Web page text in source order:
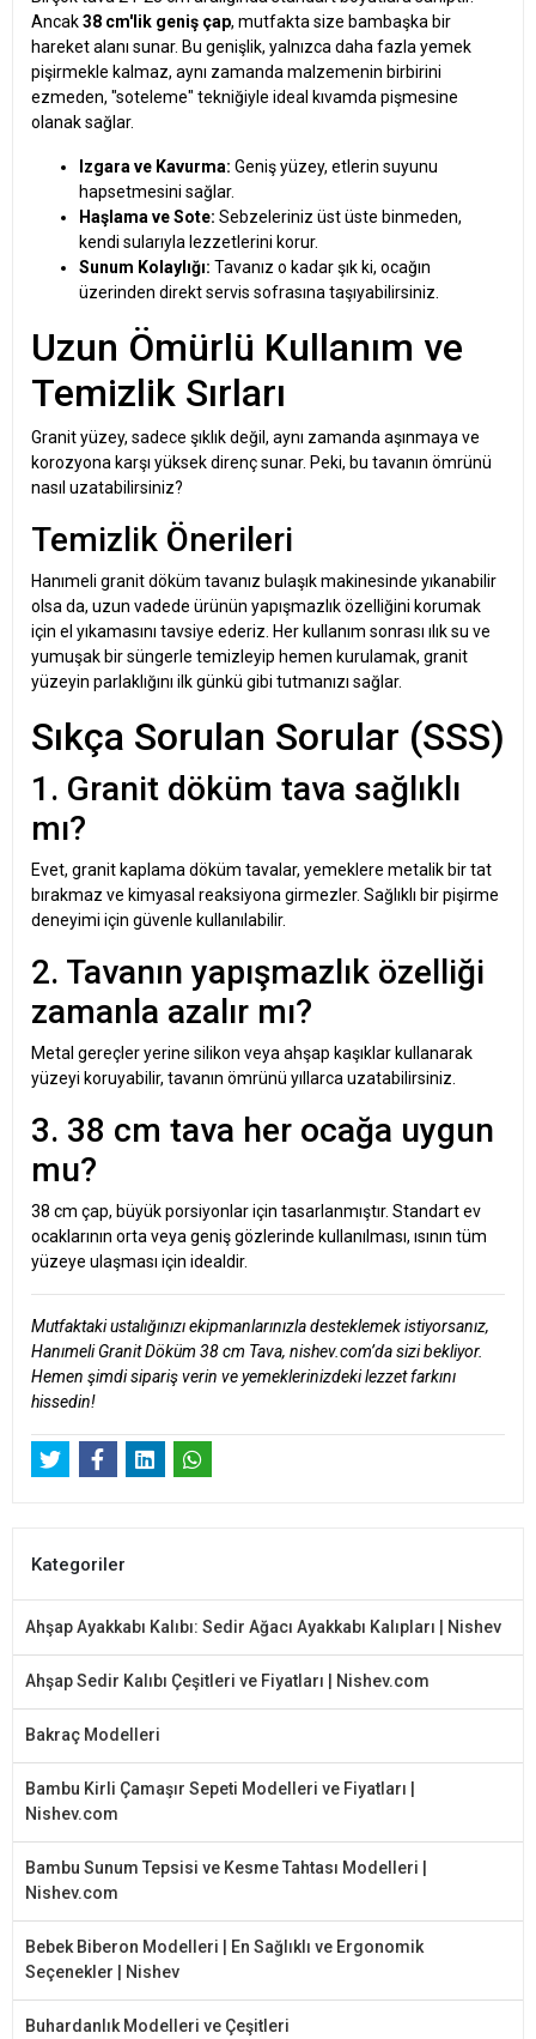
Ancak38 cm'lik geniş çap, mutfakta size bambaşka bir
hareket alanı sunar. Bu genişlik, yalnızca daha fazla yemek
pişirmekle kalmaz, aynı zamanda malzemenin birbirini
ezmeden, "soteleme" tekniğiyle ideal kıvamda pişmesine
olanak sağlar.
Izgara ve Kavurma: Geniş yüzey, etlerin suyunu
hapsetmesini sağlar.
Haşlama ve Sote: Sebzeleriniz üst üste binmeden,
kendi sularıyla lezzetlerini korur.
Sunum Kolaylığı: Tavanız o kadar şık ki, ocağın
üzerinden direkt servis sofrasına taşıyabilirsiniz.
Uzun Ömürlü Kullanım ve
Temizlik Sırları
Granit yüzey, sadece şıklık değil, aynı zamanda aşınmaya ve
korozyona karşı yüksek direnç sunar. Peki, bu tavanın ömrünü
nasıl uzatabilirsiniz?
Temizlik Önerileri
Hanımeli granit döküm tavanız bulaşık makinesinde yıkanabilir
olsa da, uzun vadede ürünün yapışmazlık özelliğini korumak
için el yıkamasını tavsiye ederiz. Her kullanım sonrası ılık su ve
yumuşak bir süngerle temizleyip hemen kurulamak, granit
yüzeyin parlaklığını ilk günkü gibi tutmanızı sağlar.
Sıkça Sorulan Sorular (SSS)
1. Granit döküm tava sağlıklı
mı?
Evet, granit kaplama döküm tavalar, yemeklere metalik bir tat
bırakmaz ve kimyasal reaksiyona girmezler. Sağlıklı bir pişirme
deneyimi için güvenle kullanılabilir.
2. Tavanın yapışmazlık özelliği
zamanla azalır mı?
Metal gereçler yerine silikon veya ahşap kaşıklar kullanarak
yüzeyi koruyabilir, tavanın ömrünü yıllarca uzatabilirsiniz.
3. 38 cm tava her ocağa uygun
mu?
38 cm çap, büyük porsiyonlar için tasarlanmıştır. Standart ev
ocaklarının orta veya geniş gözlerinde kullanılması, ısının tüm
yüzeye ulaşması için idealdir.
Mutfaktaki ustalığınızı ekipmanlarınızla desteklemek istiyorsanız,
Hanımeli Granit Döküm 38 cm Tava, nishev.com’da sizi bekliyor.
Hemen şimdi sipariş verin ve yemeklerinizdeki lezzet farkını
hissedin!
Kategoriler
Ahşap Ayakkabı Kalıbı: Sedir Ağacı Ayakkabı Kalıpları | Nishev
Ahşap Sedir Kalıbı Çeşitleri ve Fiyatları | Nishev.com
Bakraç Modelleri
Bambu Kirli Çamaşır Sepeti Modelleri ve Fiyatları |
Nishev.com
Bambu Sunum Tepsisi ve Kesme Tahtası Modelleri |
Nishev.com
Bebek Biberon Modelleri | En Sağlıklı ve Ergonomik
Seçenekler | Nishev
Buhardanlık Modelleri ve Çeşitleri